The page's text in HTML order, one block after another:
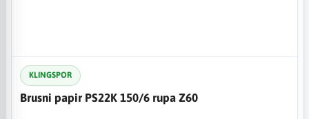
KLINGSPOR
Brusni papir PS22K 150/6 rupa Z60